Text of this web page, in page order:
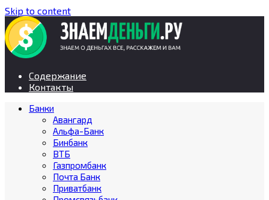
Skip to content
Содержание
Контакты
Банки
Авангард
Альфа-Банк
Бинбанк
ВТБ
Газпромбанк
Почта Банк
Приватбанк